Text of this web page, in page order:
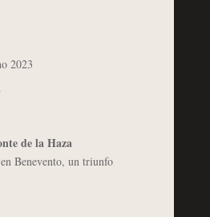
2023
de la Haza
Benevento, un triunfo